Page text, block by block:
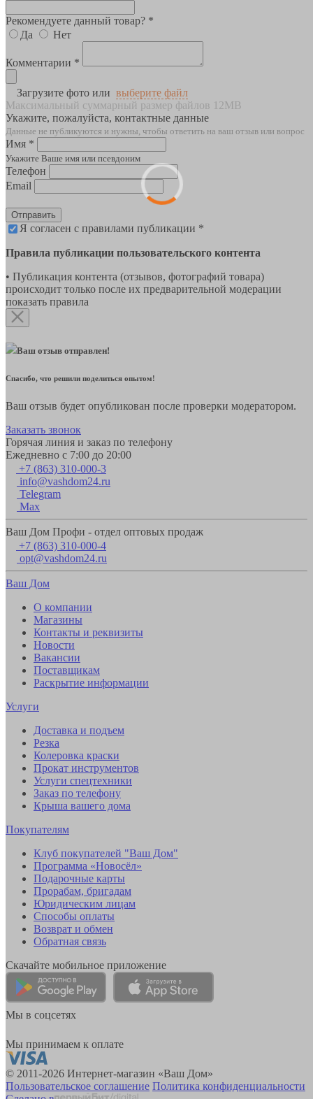
Рекомендуете данный товар? *
Да
Нет
Комментарии *
Загрузите фото или выберите файл
Максимальный суммарный размер файлов 12MB
Укажите, пожалуйста, контактные данные
Данные не публикуются и нужны, чтобы ответить на ваш отзыв или вопрос
Имя *
Укажите Ваше имя или псевдоним
Телефон
Email
Отправить
Я согласен с правилами публикации *
Правила публикации пользовательского контента
• Публикация контента (отзывов, фотографий товара)
происходит только после их предварительной модерации
показать правила
Ваш отзыв отправлен!
Спасибо, что решили поделиться опытом!
Ваш отзыв будет опубликован после проверки модератором.
Заказать звонок
Горячая линия и заказ по телефону
Ежедневно с 7:00 до 20:00
+7 (863) 310-000-3
info@vashdom24.ru
Telegram
Max
Ваш Дом Профи - отдел оптовых продаж
+7 (863) 310-000-4
opt@vashdom24.ru
Ваш Дом
О компании
Магазины
Контакты и реквизиты
Новости
Вакансии
Поставщикам
Раскрытие информации
Услуги
Доставка и подъем
Резка
Колеровка краски
Прокат инструментов
Услуги спецтехники
Заказ по телефону
Крыша вашего дома
Покупателям
Клуб покупателей "Ваш Дом"
Программа «Новосёл»
Подарочные карты
Прорабам, бригадам
Юридическим лицам
Способы оплаты
Возврат и обмен
Обратная связь
Скачайте мобильное приложение
Мы в соцсетях
Мы принимаем к оплате
© 2011-2026 Интернет-магазин «Ваш Дом»
Пользовательское соглашение Политика конфиденциальности